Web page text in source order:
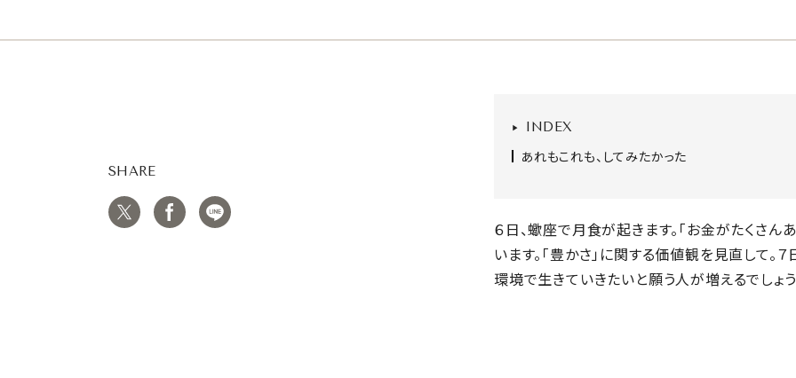
SHARE
INDEX
あれもこれも、してみたかった
６日、蠍座で月食が起きます。「お金がたくさ
います。「豊かさ」に関する価値観を見直して
環境で生きていきたいと願う人が増えるでしょう